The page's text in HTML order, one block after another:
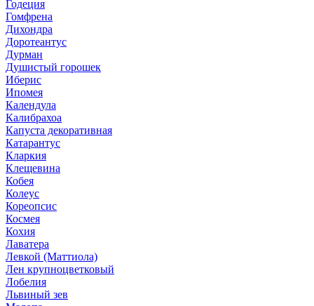
Годеция
Гомфрена
Дихондра
Доротеантус
Дурман
Душистый горошек
Иберис
Ипомея
Календула
Калибрахоа
Капуста декоративная
Катарантус
Кларкия
Клещевина
Кобея
Колеус
Кореопсис
Космея
Кохия
Лаватера
Левкой (Маттиола)
Лен крупноцветковый
Лобелия
Львиный зев